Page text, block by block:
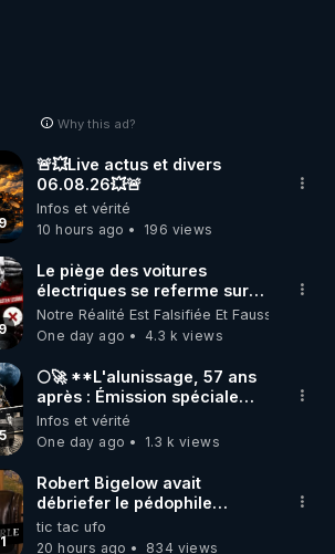
Why this ad?
🚨💥Live actus et divers
06.08.26💥🚨
Infos et vérité
10 hours ago
196 views
Le piège des voitures
électriques se referme sur
les usagers !
Notre Réalité Est Falsifiée Et Fausse
One day ago
4.3 k views
🌕🚀 **L'alunissage, 57 ans
après : Émission spéciale
avec John Doe !** 👨 🚀✨
Infos et vérité
One day ago
1.3 k views
Robert Bigelow avait
débriefer le pédophile
génocidaire de donald j
trump
tic tac ufo
20 hours ago
834 views